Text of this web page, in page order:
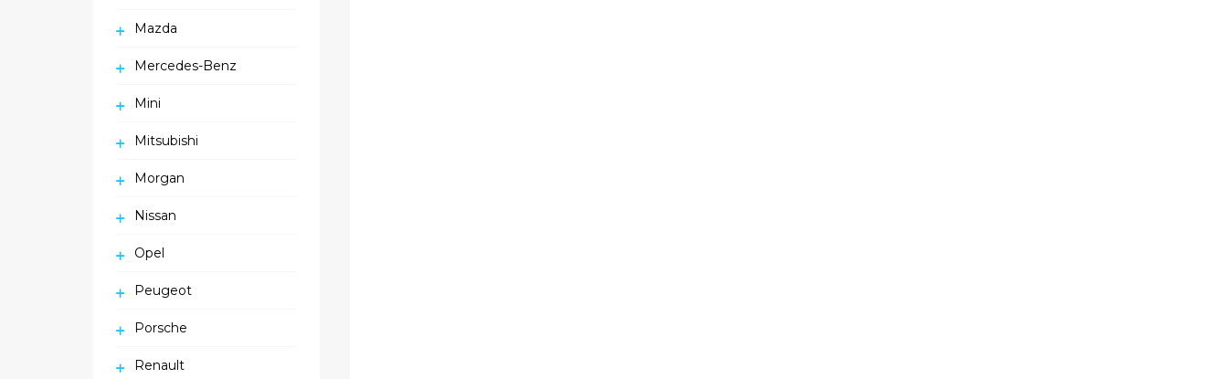
Mazda
Mercedes-Benz
Mini
Mitsubishi
Morgan
Nissan
Opel
Peugeot
Porsche
Renault